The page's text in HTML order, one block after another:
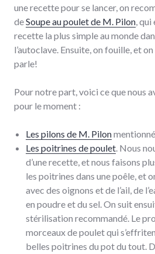
une recette pour se lancer, on
deSoupe au poulet de M. Pilon, qui
recette la plus simple au monde
l’autoclave. Ensuite, on fouille, et
parle!
Pour notre part, voici ce que nous
pour le moment :
Les pilons de M. Pilon
Les poitrines de poulet. Nous
d’une recette, et nous faisons
les poitrines dans une poêle, et
avec des oignons et de l’ail, de
en poudre et du sel. On suit
stérilisation recommandé. Le
morceaux de poulet qui
belles poitrines du pot du tout.